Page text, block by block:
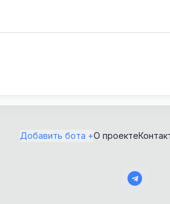
скины
Добавить бота +О проекте